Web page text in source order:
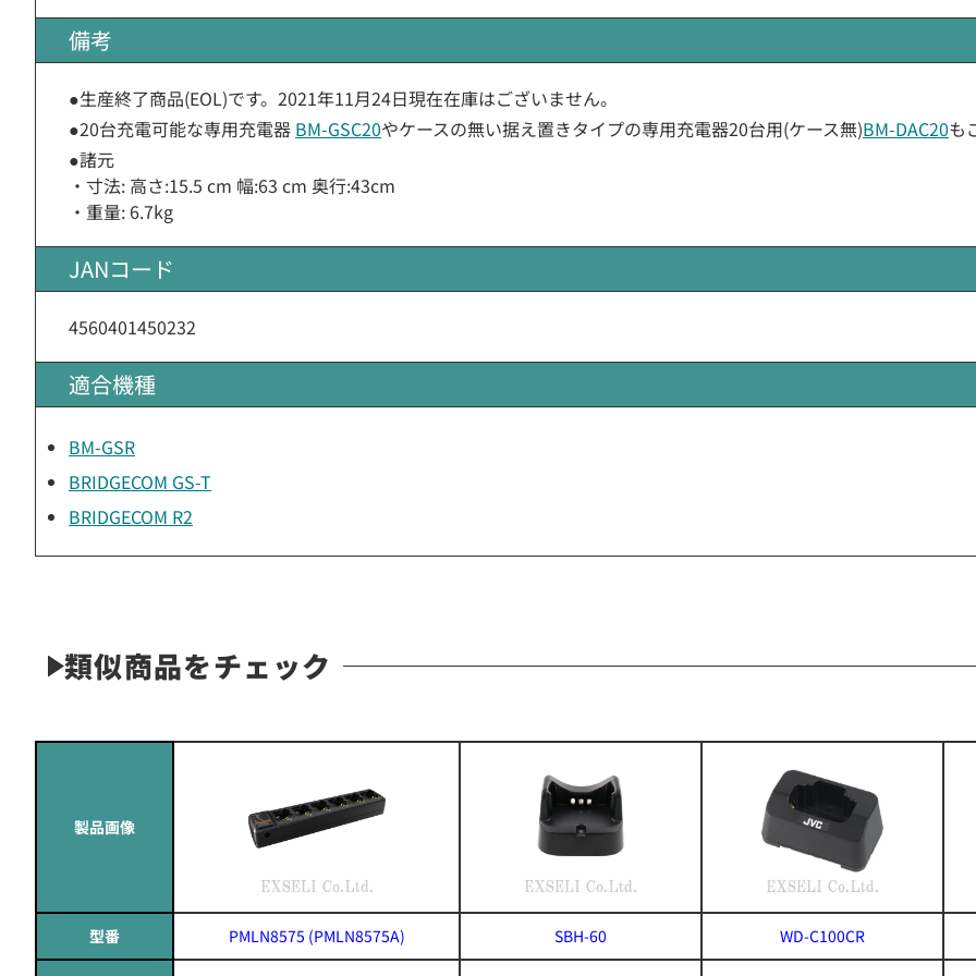
備考
●生産終了商品(EOL)です。2021年11月24日現在在庫はございません。
●20台充電可能な専用充電器 BM-GSC20やケースの無い据え置きタイプの専用充電器20台用(ケース無)BM-DAC20も
●諸元
・寸法: 高さ:15.5 cm 幅:63 cm 奥行:43cm
・重量: 6.7kg
JANコード
4560401450232
適合機種
BM-GSR
BRIDGECOM GS-T
BRIDGECOM R2
類似商品をチェック
製品画像
型番 PMLN8575 (PMLN8575A) SBH-60 WD-C100CR